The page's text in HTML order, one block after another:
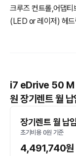
크루즈 컨트롤,어댑
(LED or 레이저) 헤
i7 eDrive 50 M
원 장기렌트 월 납
장기렌트 월 납
초기비용 0원 기준
4,491,740원